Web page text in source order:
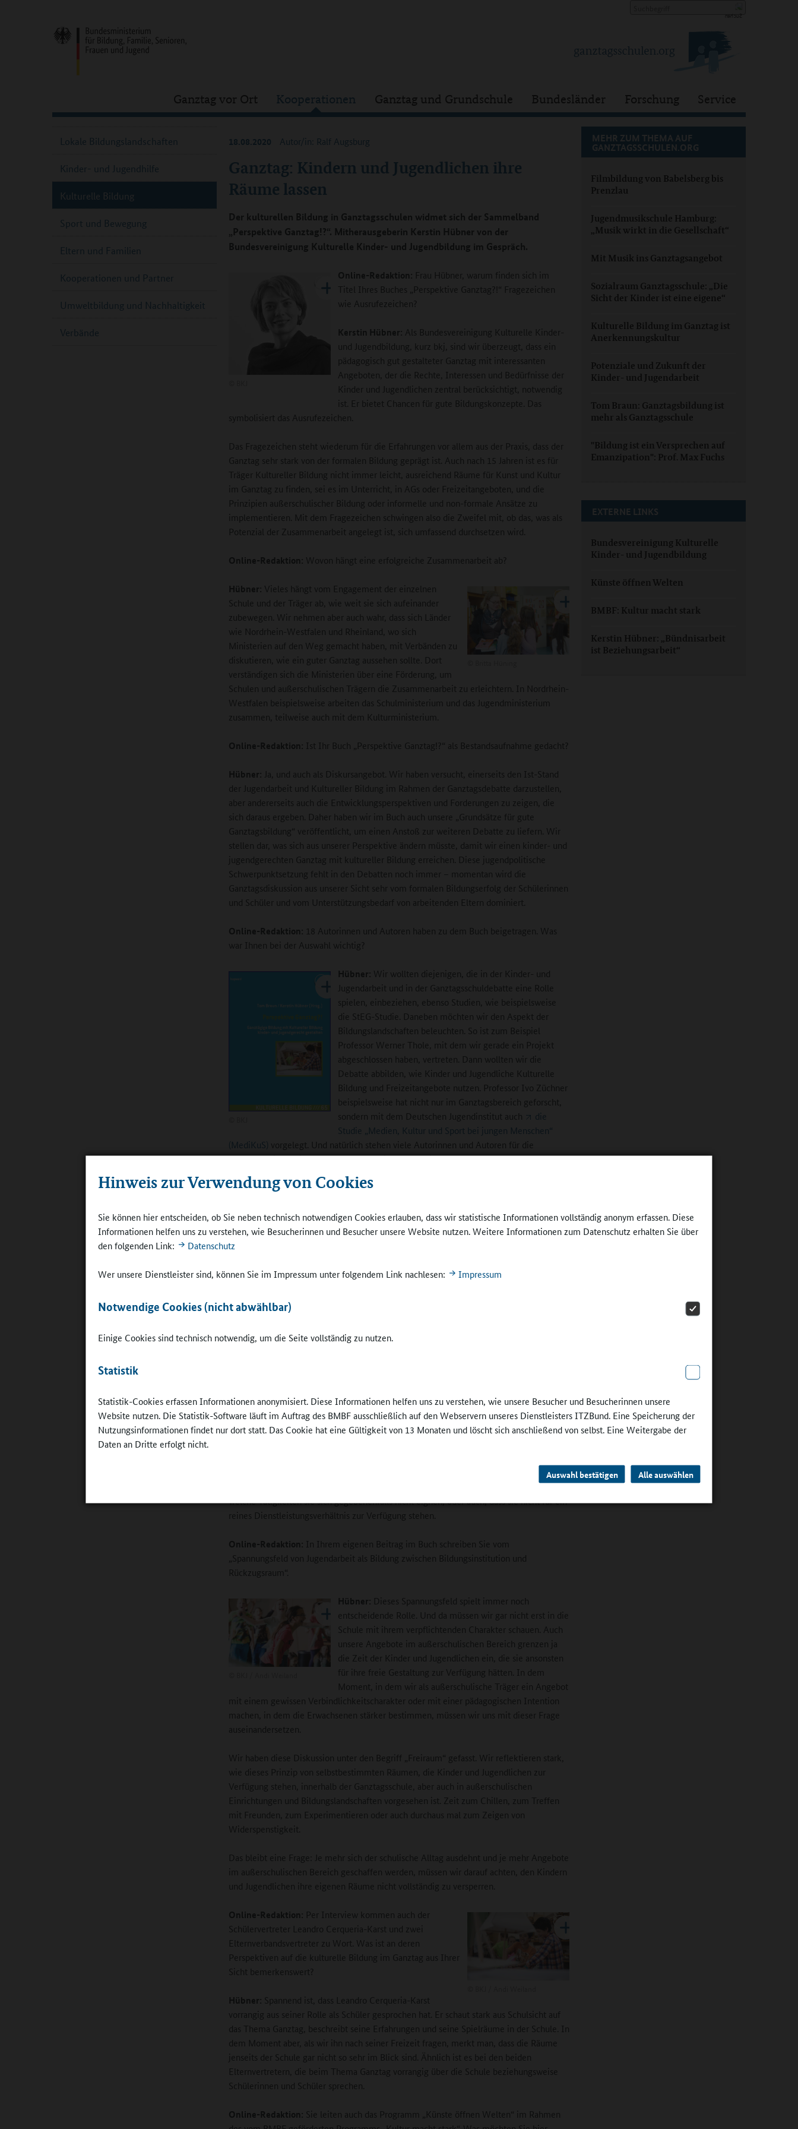
Hinweis zur Verwendung von Cookies
Sie können hier entscheiden, ob Sie neben technisch notwendigen Cookies erlauben, dass wir statistische Informationen vollständig anonym erfassen. Diese
Informationen helfen uns zu verstehen, wie Besucherinnen und Besucher unsere Website nutzen. Weitere Informationen zum Datenschutz erhalten Sie über
den folgenden Link:
Datenschutz
Wer unsere Dienstleister sind, können Sie im Impressum unter folgendem Link nachlesen: Impressum
Notwendige Cookies (nicht abwählbar)
Einige Cookies sind technisch notwendig, um die Seite vollständig zu nutzen.
Statistik
Statistik-Cookies erfassen Informationen anonymisiert. Diese Informationen helfen uns zu verstehen, wie unsere Besucher und Besucherinnen unsere
Website nutzen. Die Statistik-Software läuft im Auftrag des BMBF ausschließlich auf den Webservern unseres Dienstleisters ITZBund. Eine Speicherung der
Nutzungsinformationen findet nur dort statt. Das Cookie hat eine Gültigkeit von 13 Monaten und löscht sich anschließend von selbst. Eine Weitergabe der
Daten an Dritte erfolgt nicht.
Auswahl bestätigen Alle auswählen
Ganztag vor Ort Kooperationen Ganztag und Grundschule Bundesländer Forschung Service
Ganztag: Kindern und Jugendlichen ihre
Räume lassen
18.08.2020 Autor/in: Ralf Augsburg
Der kulturellen Bildung in Ganztagsschulen widmet sich der Sammelband
„Perspektive Ganztag!?“. Mitherausgeberin Kerstin Hübner von der
Bundesvereinigung Kulturelle Kinder- und Jugendbildung im Gespräch.
Online-Redaktion: Frau Hübner, warum finden sich im
Titel Ihres Buches „Perspektive Ganztag?!“ Fragezeichen
wie Ausrufezeichen?
Kerstin Hübner: Als Bundesvereinigung Kulturelle Kinder-
und Jugendbildung, kurz bkj, sind wir überzeugt, dass ein
pädagogisch gut gestalteter Ganztag mit interessanten
Angeboten, der die Rechte, Interessen und Bedürfnisse der
Kinder und Jugendlichen zentral berücksichtigt, notwendig
ist. Er bietet Chancen für gute Bildungskonzepte. Das
symbolisiert das Ausrufezeichen.
Das Fragezeichen steht wiederum für die Erfahrungen vor allem aus der Praxis, dass der
Ganztag sehr stark von der formalen Bildung geprägt ist. Auch nach 15 Jahren ist es für
Träger Kultureller Bildung nicht immer leicht, ausreichend Räume für Kunst und Kultur
im Ganztag zu finden, sei es im Unterricht, in AGs oder Freizeitangeboten, und die
Prinzipien außerschulischer Bildung oder informelle und non-formale Ansätze zu
implementieren. Mit dem Fragezeichen schwingen also die Zweifel mit, ob das, was als
Potenzial der Zusammenarbeit angelegt ist, sich umfassend durchsetzen wird.
Online-Redaktion: Wovon hängt eine erfolgreiche Zusammenarbeit ab?
Hübner: Vieles hängt vom Engagement der einzelnen
Schule und der Träger ab, wie weit sie sich aufeinander
zubewegen. Wir nehmen aber auch wahr, dass sich Länder
wie Nordrhein-Westfalen und Rheinland, wo sich
Ministerien auf den Weg gemacht haben, mit Verbänden zu
diskutieren, wie ein guter Ganztag aussehen sollte. Dort
verständigen sich die Ministerien über eine Förderung, um
Schulen und außerschulischen Trägern die Zusammenarbeit zu erleichtern. In Nordrhein-
Westfalen beispielsweise arbeiten das Schulministerium und das Jugendministerium
zusammen, teilweise auch mit dem Kulturministerium.
Online-Redaktion: Ist Ihr Buch „Perspektive Ganztag!?“ als Bestandsaufnahme gedacht?
Hübner:
Ja, und auch als Diskursangebot. Wir haben versucht, einerseits den Ist-Stand
der Jugendarbeit und Kultureller Bildung im Rahmen der Ganztagsdebatte darzustellen,
aber andererseits auch die Entwicklungsperspektiven und Forderungen zu zeigen, die
sich daraus ergeben. Daher haben wir im Buch auch unsere „Grundsätze für gute
Ganztagsbildung“ veröffentlicht, um einen Anstoß zur weiteren Debatte zu liefern. Wir
stellen dar, was sich aus unserer Perspektive ändern müsste, damit wir einen kinder- und
jugendgerechten Ganztag mit kultureller Bildung erreichen. Diese jugendpolitische
Schwerpunktsetzung fehlt in den Debatten noch immer – momentan wird die
Ganztagsdiskussion aus unserer Sicht sehr vom formalen Bildungserfolg der Schülerinnen
und Schüler und vom Unterstützungsbedarf von arbeitenden Eltern dominiert.
Online-Redaktion:
18 Autorinnen und Autoren haben zu dem Buch beigetragen. Was
war Ihnen bei der Auswahl wichtig?
Hübner: Wir wollten diejenigen, die in der Kinder- und
Jugendarbeit und in der Ganztagsschuldebatte eine Rolle
spielen, einbeziehen, ebenso Studien, wie beispielsweise
die StEG-Studie. Daneben möchten wir den Aspekt der
Bildungslandschaften beleuchten. So ist zum Beispiel
Professor Werner Thole, mit dem wir gerade ein Projekt
abgeschlossen haben, vertreten. Dann wollten wir die
Debatte abbilden, wie Kinder und Jugendliche Kulturelle
Bildung und Freizeitangebote nutzen. Professor Ivo Züchner
beispielsweise hat nicht nur im Ganztagsbereich geforscht,
sondern mit dem Deutschen Jugendinstitut auch
die
Studie „Medien, Kultur und Sport bei jungen Menschen“
(MediKuS) vorgelegt. Und natürlich stehen viele Autorinnen und Autoren für die
kulturelle Bildung in Forschung und Praxis, um zu zeigen, welche
Kooperationspartnern, vom Bundesverband Tanz bis zum Deutschen Bibliotheksverband,
die ihre Arbeit mit Ganztagsschulen vorstellen. Welche Essenz lässt sich daraus für eine
gelingende Kooperation ziehen?
Hübner: Aus Trägersicht ist es wichtig, sich über die eigenen Stärken klar zu werden.
Medienzentren hinsichtlich ihres Personals und ihrer Methoden in Schulen einbringen,
um die Kinder und Jugendlichen in ihrer Persönlichkeit zu stärken? Der zweite Schritt
guten Abstimmung zur Entfaltung gebracht werden können.
spezifische Qualitäten, Erfahrungen und Fachkräfte. Beide
Seiten sollten sich mit Offenheit und Neugier begegnen
und gemeinsame Vorstellungen und Ziele entwickeln und
Im Buch formulieren einige außerschulische Träger in den Steckbriefen auch, dass es
wichtig ist, selbstbewusst Grenzen zu ziehen und an bestimmten Stellen zu sagen, für
welche Tätigkeiten sie sich gegebenenfalls nicht eignen, oder auch, dass sie nicht für ein
reines Dienstleistungsverhältnis zur Verfügung stehen.
Online-Redaktion: In Ihrem eigenen Beitrag im Buch schreiben Sie vom
„Spannungsfeld von Jugendarbeit als Bildung zwischen Bildungsinstitution und
Rückzugsraum“.
Hübner: Dieses Spannungsfeld spielt immer noch
entscheidende Rolle. Und da müssen wir gar nicht erst in die
Schule mit ihrem verpflichtenden Charakter schauen. Auch
unsere Angebote im außerschulischen Bereich grenzen ja
die Zeit der Kinder und Jugendlichen ein, die sie ansonsten
für ihre freie Gestaltung zur Verfügung hätten. In dem
Moment, in dem wir als außerschulische Träger ein Angebot
mit einem gewissen Verbindlichkeitscharakter oder mit einer pädagogischen Intention
machen, in dem die Erwachsenen stärker bestimmen, müssen wir uns mit dieser Frage
auseinandersetzen.
Wir haben diese Diskussion unter den Begriff „Freiraum“ gefasst. Wir reflektieren stark,
wie dieses Prinzip von selbstbestimmten Räumen, die Kinder und Jugendlichen zur
Verfügung stehen, innerhalb der Ganztagsschule, aber auch in außerschulischen
Einrichtungen und Bildungslandschaften vorgesehen ist. Zeit zum Chillen, zum Treffen
mit Freunden, zum Experimentieren oder auch durchaus mal zum Zeigen von
Widerspenstigkeit.
Das bleibt eine Frage: Je mehr sich der schulische Alltag ausdehnt und je mehr Angebote
im außerschulischen Bereich geschaffen werden, müssen wir darauf achten, den Kindern
und Jugendlichen ihre eigenen Räume nicht vollständig zu versperren.
Online-Redaktion: Per Interview kommen auch der
Schülervertreter Leandro Cerqueria-Karst und zwei
Elternverbandsvertreter zu Wort. Was ist an deren
Perspektiven auf die kulturelle Bildung im Ganztag aus Ihrer
Sicht bemerkenswert?
Hübner:
Spannend ist, dass Leandro Cerqueria-Karst
vorrangig aus seiner Rolle als Schüler gesprochen hat. Er schaut stark aus Schulsicht auf
das Thema Ganztag, beschreibt seine Erfahrungen und seine Spielräume in der Schule. In
dem Moment aber, als wir ihn nach seiner Freizeit fragen, merkt man, dass die Räume
jenseits der Schule gar nicht so sehr im Blick sind. Ähnlich ist es bei den beiden
Elternvertretern, die beim Thema Ganztag vorrangig über die Schule beziehungsweise
Schülerinnen und Schüler sprechen.
Online-Redaktion:
Sie leiten auch das Programm „Künste öffnen Welten“ im Rahmen
MEHR ZUM THEMA AUF
GANZTAGSSCHULEN.ORG
Filmbildung von Babelsberg bis
Prenzlau
Jugendmusikschule Hamburg:
„Musik wirkt in die Gesellschaft“
Mit Musik ins Ganztagsangebot
Sozialraum Ganztagsschule: „Die
Sicht der Kinder ist eine eigene“
Kulturelle Bildung im Ganztag ist
Anerkennungskultur
Potenziale und Zukunft der
Kinder- und Jugendarbeit
Tom Braun: Ganztagsbildung ist
mehr als Ganztagsschule
"Bildung ist ein Versprechen auf
Emanzipation": Prof. Max Fuchs
EXTERNE LINKS
Bundesvereinigung Kulturelle
Kinder- und Jugendbildung
Künste öffnen Welten
BMBF: Kultur macht stark
Kerstin Hübner: „Bündnisarbeit
ist Beziehungsarbeit“
Lokale Bildungslandschaften
Kinder- und Jugendhilfe
Kulturelle Bildung
Sport und Bewegung
Eltern und Familien
Kooperationen und Partner
Umweltbildung und Nachhaltigkeit
Verbände